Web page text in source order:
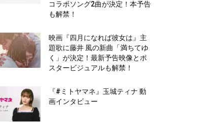
コラボソング2曲が決定！本予告
も解禁！
映画『四月になれば彼女は』主
題歌に藤井 風の新曲「満ちてゆ
く」が決定！最新予告映像とポ
スタービジュアルも解禁！
『#ミトヤマネ』玉城ティナ 動
画インタビュー